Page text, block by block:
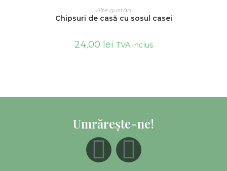
ADAUGĂ ÎN COȘ
Alte gustări
Chipsuri de casă cu sosul casei
24,00 lei TVA inclus
Umrărește-ne!